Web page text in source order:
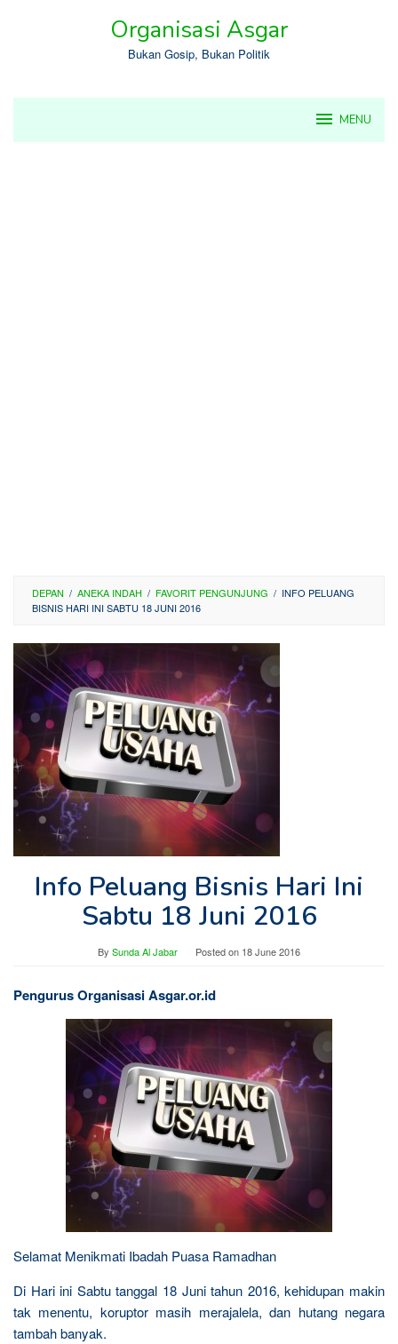
Organisasi Asgar
Bukan Gosip, Bukan Politik
MENU
DEPAN / ANEKA INDAH / FAVORIT PENGUNJUNG / INFO PELUANG
BISNIS HARI INI SABTU 18 JUNI 2016
Info Peluang Bisnis Hari Ini
Sabtu 18 Juni 2016
By Sunda Al Jabar Posted on 18 June 2016
Pengurus Organisasi Asgar.or.id
Selamat Menikmati Ibadah Puasa Ramadhan
Di Hari ini Sabtu tanggal 18 Juni tahun 2016, kehidupan makin
tak menentu, koruptor masih merajalela, dan hutang negara
tambah banyak.